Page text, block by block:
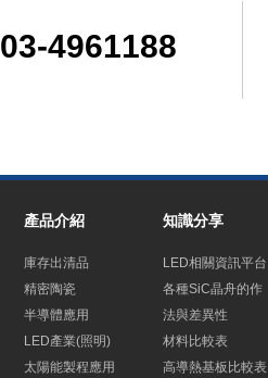
03-4961188
產品介紹
庫存出清品
精密陶瓷
半導體應用
LED產業(照明)
太陽能製程應用
知識分享
LED相關資訊平台
各種SiC晶舟的作
法與差異性
材料比較表
高導熱基板比較表